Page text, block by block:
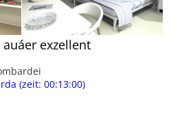
exzellent
(zeit: 00:13:00)